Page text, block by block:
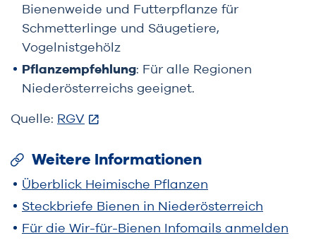
Bienenweide und Futterpflanze für
Schmetterlinge und Säugetiere,
Vogelnistgehölz
Pflanzempfehlung: Für alle Regionen
Niederösterreichs geeignet.
Quelle: RGV
Weitere Informationen
Überblick Heimische Pflanzen
Steckbriefe Bienen in Niederösterreich
Für die Wir-für-Bienen Infomails anmelden